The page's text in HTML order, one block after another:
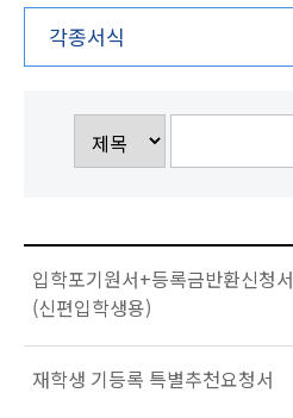
각종서식
입학포기원서+등록금반환신청서
(신편입학생용)
재학생 기등록 특별추천요청서